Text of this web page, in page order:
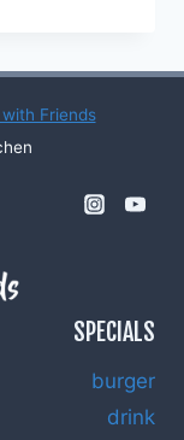
Friends
SPECIALS
burger
drink